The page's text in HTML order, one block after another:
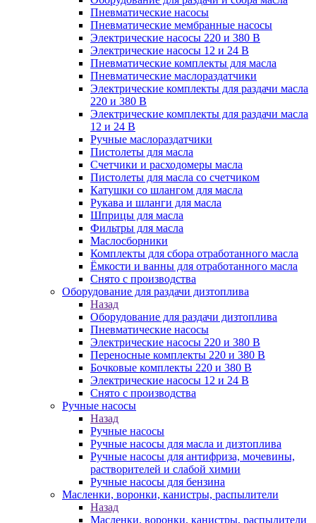
Пневматические насосы
Пневматические мембранные насосы
Электрические насосы 220 и 380 В
Электрические насосы 12 и 24 В
Пневматические комплекты для масла
Пневматические маслораздатчики
Электрические комплекты для раздачи масла
220 и 380 В
Электрические комплекты для раздачи масла
12 и 24 В
Ручные маслораздатчики
Пистолеты для масла
Счетчики и расходомеры масла
Пистолеты для масла со счетчиком
Катушки со шлангом для масла
Рукава и шланги для масла
Шприцы для масла
Фильтры для масла
Маслосборники
Комплекты для сбора отработанного масла
Ёмкости и ванны для отработанного масла
Снято с производства
Оборудование для раздачи дизтоплива
Назад
Оборудование для раздачи дизтоплива
Пневматические насосы
Электрические насосы 220 и 380 В
Переносные комплекты 220 и 380 В
Бочковые комплекты 220 и 380 В
Электрические насосы 12 и 24 В
Снято с производства
Ручные насосы
Назад
Ручные насосы
Ручные насосы для масла и дизтоплива
Ручные насосы для антифриза, мочевины,
растворителей и слабой химии
Ручные насосы для бензина
Масленки, воронки, канистры, распылители
Назад
Масленки, воронки, канистры, распылители